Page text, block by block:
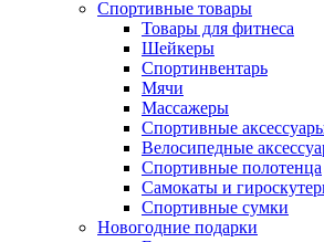
Спортивные товары
Товары для фитнеса
Шейкеры
Спортинвентарь
Мячи
Массажеры
Спортивные
Велосипедные
Спортивные полотенца
Самокаты и
Спортивные сумки
Новогодние подарки